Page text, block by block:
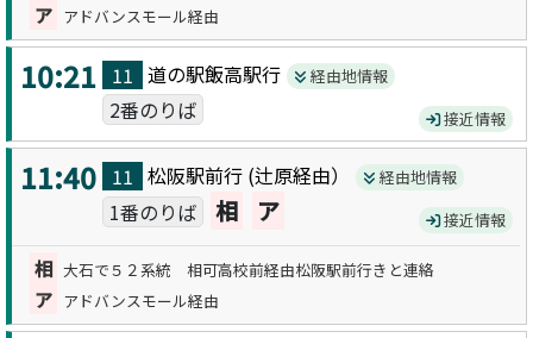
ア アドバンスモール経由
10:21 11 道の駅飯高駅行 経由地情報
2番のりば 接近情報
11:40 11 松阪駅前行 (辻原経由） 経由地情報
1番のりば 相 ア 接近情報
相 大石で５２系統 相可高校前経由松阪駅前行きと連絡
ア アドバンスモール経由